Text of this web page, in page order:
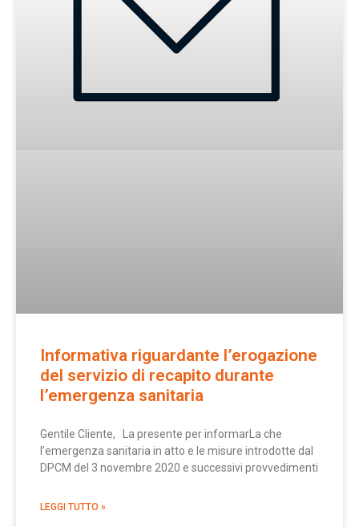
Informativa riguardante l’erogazione
del servizio di recapito durante
l’emergenza sanitaria
Gentile Cliente, La presente per informarLa che
l’emergenza sanitaria in atto e le misure introdotte dal
DPCM del 3 novembre 2020 e successivi provvedimenti
LEGGI TUTTO »